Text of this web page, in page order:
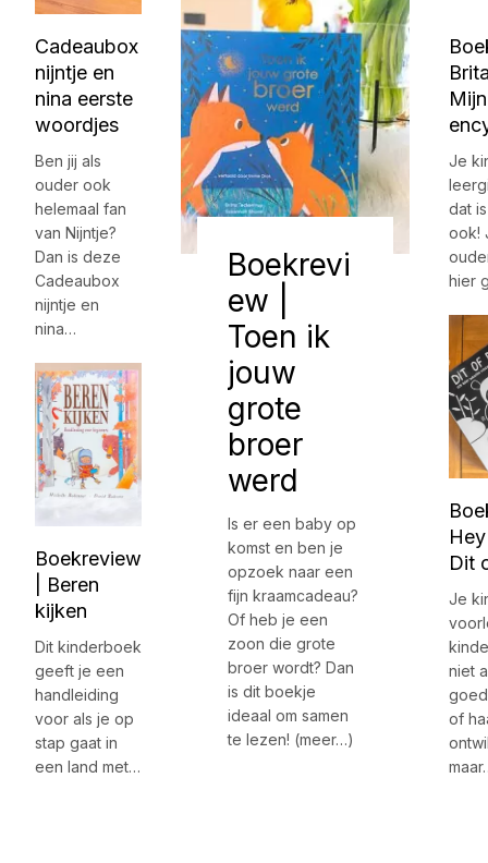
Cadeaubox
nijntje en
nina eerste
woordjes
Ben jij als
ouder ook
helemaal fan
van Nijntje?
Dan is deze
Cadeaubox
nijntje en
nina…
Boekreview
| Beren
kijken
Dit kinderboek
geeft je een
handleiding
voor als je op
stap gaat in
een land met…
Boekrevi
ew |
Toen ik
jouw
grote
broer
werd
Is er een baby op
komst en ben je
opzoek naar een
fijn kraamcadeau?
Of heb je een
zoon die grote
broer wordt? Dan
is dit boekje
ideaal om samen
te lezen! (meer…)
Je
dat
ook!
hier
Dit
Je
niet
of